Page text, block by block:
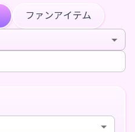
ファンアイテム